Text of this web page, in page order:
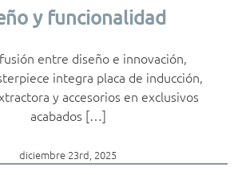
y funcionalidad
entre diseño e innovación,
integra placa de inducción,
y accesorios en exclusivos
acabados […]
diciembre 23rd, 2025